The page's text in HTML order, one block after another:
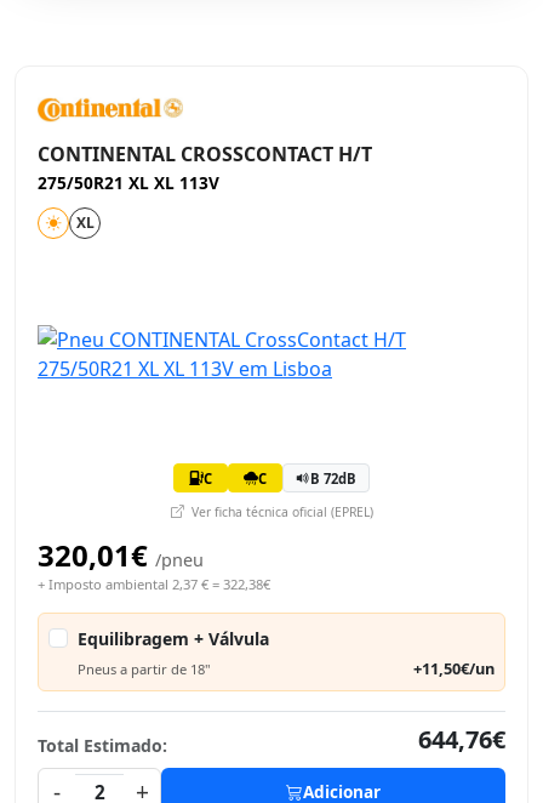
CONTINENTAL CROSSCONTACT H/T
275/50R21 XL XL 113V
XL
C C B 72dB
Ver ficha técnica oficial (EPREL)
320,01€ /pneu
+ Imposto ambiental 2,37 € = 322,38€
Equilibragem + Válvula
Pneus a partir de 18" +11,50€/un
Total Estimado:
644,76€
-
2 + Adicionar